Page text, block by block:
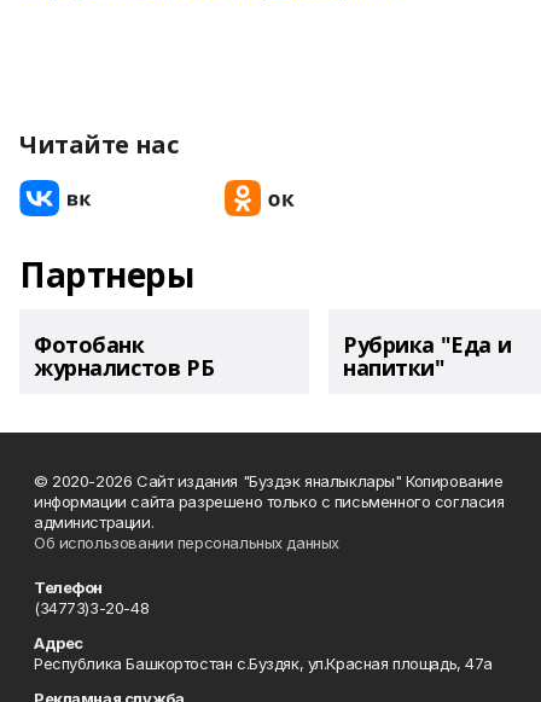
Читайте нас
Партнеры
Фотобанк
журналистов РБ
Рубрика "Еда и
напитки"
© 2020-2026 Сайт издания "Буздэк яналыклары" Копирование
информации сайта разрешено только с письменного согласия
администрации.
Об использовании персональных данных
Телефон
(34773)3-20-48
Адрес
Республика Башкортостан с.Буздяк, ул.Красная площадь, 47а